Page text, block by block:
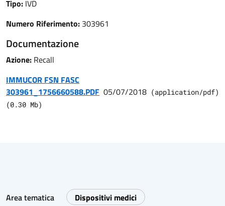
Tipo: IVD
Numero Riferimento: 303961
Documentazione
Azione: Recall
IMMUCOR FSN FASC
303961_1756660588.PDF 05/07/2018 (application/pdf)
(0.30 Mb)
Area tematica Dispositivi medici